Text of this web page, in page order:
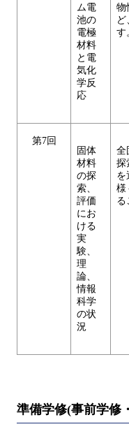
ム電
池の
電極
材料
と電
気化
学反
応
物
す
第7回
固体
材料
の探
索、
評価
にお
ける
実
験、
理
論、
情報
科学
の状
況
全
探
を
様
る
準備学修(事前学修